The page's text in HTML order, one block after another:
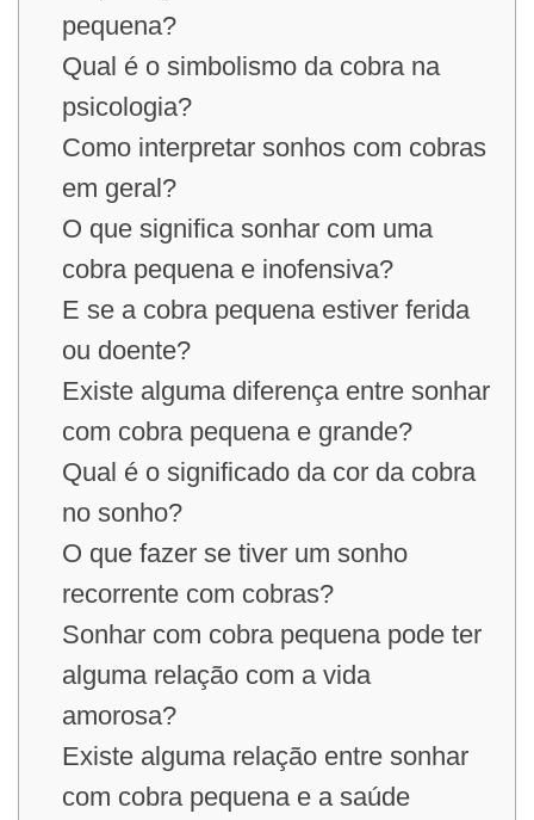
pequena?
Qual é o simbolismo da cobra na
psicologia?
Como interpretar sonhos com cobras
em geral?
O que significa sonhar com uma
cobra pequena e inofensiva?
E se a cobra pequena estiver ferida
ou doente?
Existe alguma diferença entre sonhar
com cobra pequena e grande?
Qual é o significado da cor da cobra
no sonho?
O que fazer se tiver um sonho
recorrente com cobras?
Sonhar com cobra pequena pode ter
alguma relação com a vida
amorosa?
Existe alguma relação entre sonhar
com cobra pequena e a saúde